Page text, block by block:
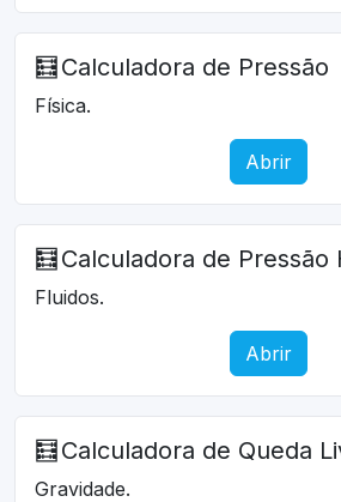
🧮 Calculadora de Pressão
Física.
Abrir
🧮 Calculadora de Pressão
Fluidos.
Abrir
🧮 Calculadora de Queda
Gravidade.